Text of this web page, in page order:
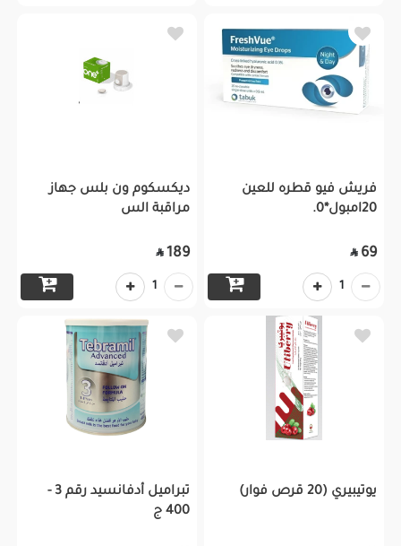
فريش فيو قطره للعين
20امبول*0.
69

1
ديكسكوم ون بلس جهاز
مراقبة الس
189

1
يوتيبيري (20 قرص فوار)
تبراميل أدفانسيد رقم 3 -
400 ج